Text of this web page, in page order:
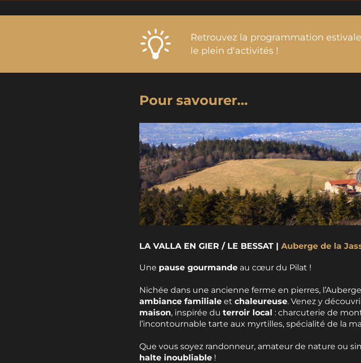
Retrouvez la programmation estivale
le plein d'activités !
Pour savourer...
LA VALLA EN GIER / LE BESSAT | Auberge de la
Une pause gourmande au cœur du Pilat !
Nichée dans une ancienne ferme en pierres,
ambiance familiale et chaleureuse. Venez y
maison, inspirée du terroir local : charcuterie de
l’incontournable tarte aux myrtilles, spécialité de la
Que vous soyez randonneur, amateur de nature ou
halte inoubliable !